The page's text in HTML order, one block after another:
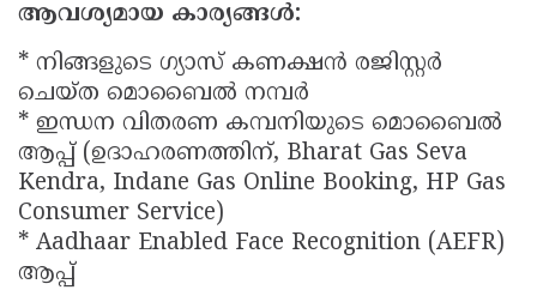
ആവശ്യമായ കാര്യങ്ങൾ:
* നിങ്ങളുടെ ഗ്യാസ് കണക്ഷൻ രജിസ്റ്റർ
ചെയ്ത മൊബൈൽ നമ്പർ
* ഇന്ധന വിതരണ കമ്പനിയുടെ മൊബൈൽ
ആപ്പ് (ഉദാഹരണത്തിന്, Bharat Gas Seva
Kendra, Indane Gas Online Booking, HP Gas
Consumer Service)
* Aadhaar Enabled Face Recognition (AEFR)
ആപ്പ്